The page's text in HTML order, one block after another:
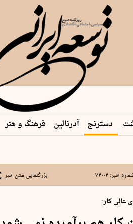
دسترنج آدرنالین فرهنگ و هنر
خبر:۷۴۰۰۴ بزرگنمایی متن خبر
کار: